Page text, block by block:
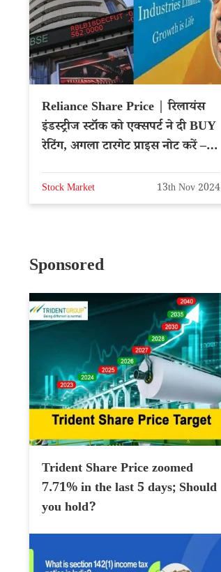
Reliance Share Price | रिलायंस
इंडस्ट्रीज स्टॉक को एक्सपर्ट ने दी BUY
रेटिंग, अगला टारगेट प्राइस नोट करें –
Stock Market 13th Nov 2024
Sponsored
Trident Share Price zoomed
7.71% in the last 5 days; Should
you hold?